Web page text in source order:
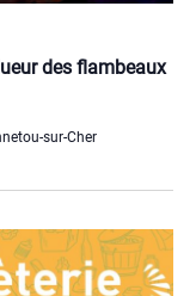
des flambeaux
sur-Cher